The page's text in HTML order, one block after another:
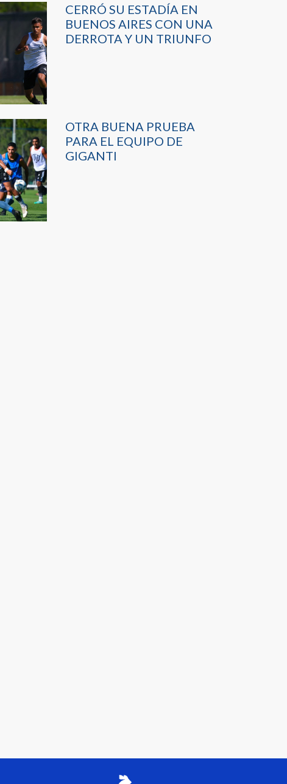
CERRÓ SU ESTADÍA EN
BUENOS AIRES CON UNA
DERROTA Y UN TRIUNFO
OTRA BUENA PRUEBA
PARA EL EQUIPO DE
GIGANTI